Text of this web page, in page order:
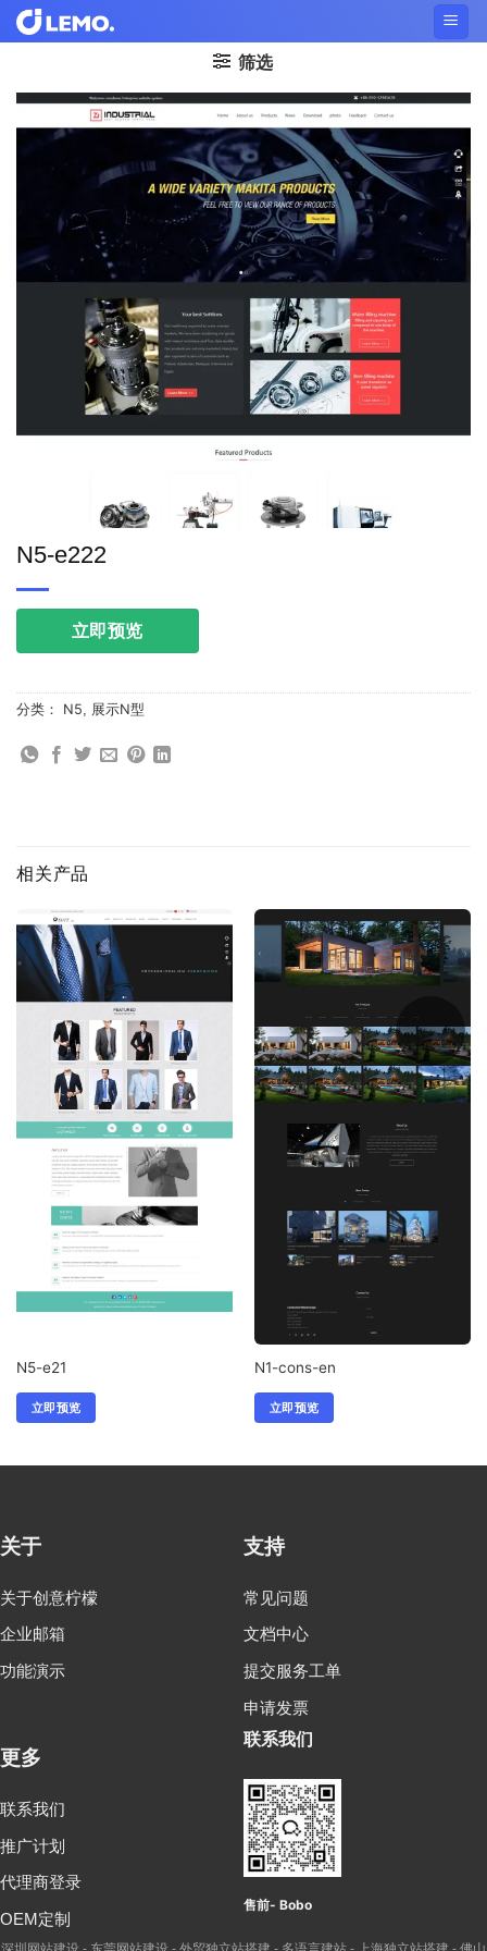
Skip
to
筛选
N5-e222
立即预览
分类： N5, 展示N型
相关产品
N5-e21
立即预览
N1-cons-en
立即预览
关于
关于创意柠檬
企业邮箱
功能演示
支持
常见问题
文档中心
提交服务工单
申请发票
更多
联系我们
推广计划
代理商登录
OEM定制
联系我们
售前- Bobo